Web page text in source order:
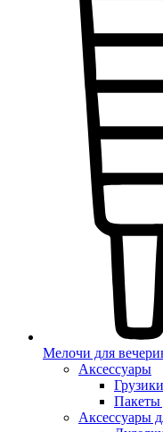
Мелочи для
Аксессуары
Грузики
Пакеты
Аксессуары